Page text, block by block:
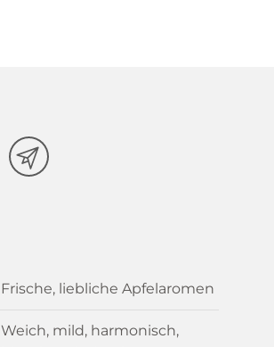
Frische, liebliche Apfelaromen
Weich, mild, harmonisch,